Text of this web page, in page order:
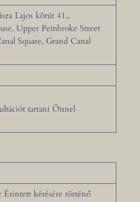
Lajos körút 41.,
Upper Pembroke Street
Square, Grand Canal
tartani Önnel
Érintett kérésére történő